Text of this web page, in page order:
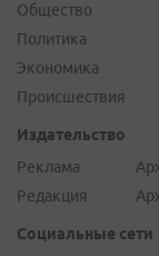
Общество
Политика
Экономика
Происшествия
Издательство
Реклама
Редакция
Социальные сети